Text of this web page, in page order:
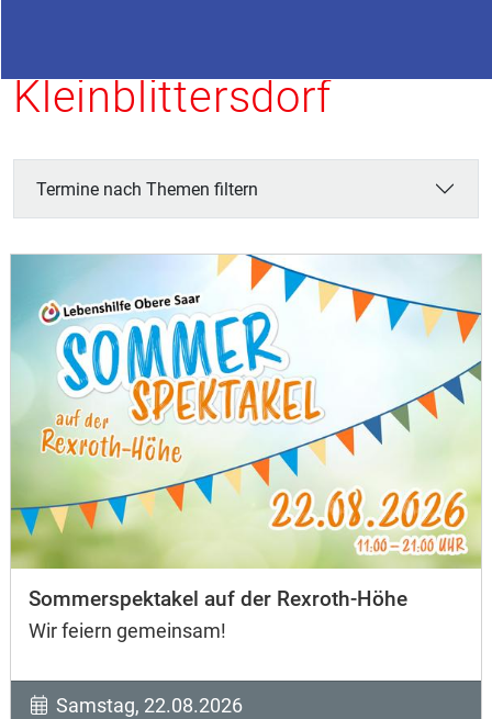
Kleinblittersdorf
Termine nach Themen filtern
Sommerspektakel auf der Rexroth-Höhe
Wir feiern gemeinsam!
Samstag, 22.08.2026